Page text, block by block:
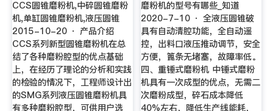
CCS圆锥磨粉机,中碎圆锥磨粉
机,单缸圆锥磨粉机,液压圆锥
2015-10-20 · 产品介绍
CCS系列新型圆锥磨粉机在总
结了各种磨粉腔型的优点基础
上，在经历了理论的分析和实践
的检验的情况下，工程师设计出
的SMG系列液压圆锥磨粉机具
有多种磨粉腔型，可供用户选
磨粉机的型号有哪些_知道
2020-7-10 · 全液压圆锥破
具有自动清腔功能，全自动遥
控，出料口液压推动调节，安全
方便，篦条无堵塞，故障率低。
四、重锤式磨粉机 中锤式磨粉
机具有一次成型的优点，无需二
次磨粉成型，碎石成本降低
40%左右，降低生产线能耗，